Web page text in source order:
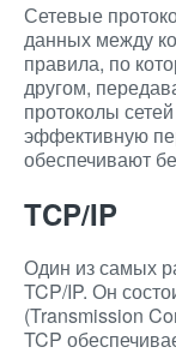
Сетевые
данных между
правила, по
другом,
протоколы
эффективную
обеспечивают
TCP/IP
Один из самых
TCP/IP. Он
(Transmission
TCP